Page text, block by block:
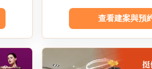
查看建案與預